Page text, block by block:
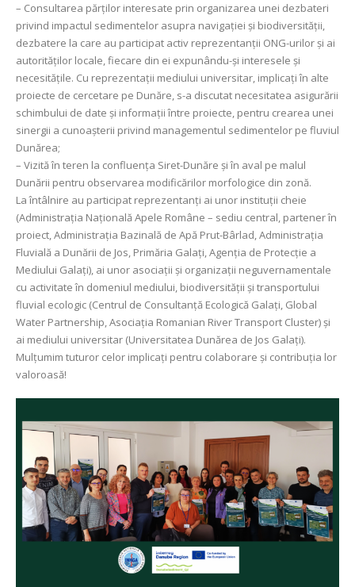
– Consultarea părților interesate prin organizarea unei dezbateri
privind impactul sedimentelor asupra navigației și biodiversității,
dezbatere la care au participat activ reprezentanții ONG-urilor și ai
autorităților locale, fiecare din ei expunându-și interesele și
necesitățile. Cu reprezentații mediului universitar, implicați în alte
proiecte de cercetare pe Dunăre, s-a discutat necesitatea asigurării
schimbului de date și informații între proiecte, pentru crearea unei
sinergii a cunoașterii privind managementul sedimentelor pe fluviul
Dunărea;
– Vizită în teren la confluența Siret-Dunăre și în aval pe malul
Dunării pentru observarea modificărilor morfologice din zonă.
La întâlnire au participat reprezentanți ai unor instituții cheie
(Administrația Națională Apele Române – sediu central, partener în
proiect, Administrația Bazinală de Apă Prut-Bârlad, Administrația
Fluvială a Dunării de Jos, Primăria Galați, Agenția de Protecție a
Mediului Galați), ai unor asociații și organizații neguvernamentale
cu activitate în domeniul mediului, biodiversității și transportului
fluvial ecologic (Centrul de Consultanță Ecologică Galați, Global
Water Partnership, Asociația Romanian River Transport Cluster) și
ai mediului universitar (Universitatea Dunărea de Jos Galați).
Mulțumim tuturor celor implicați pentru colaborare și contribuția lor
valoroasă!